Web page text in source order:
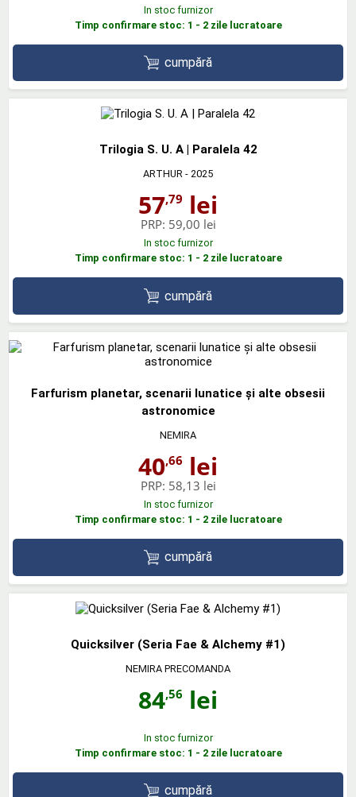
In stoc furnizor
Timp confirmare stoc: 1 - 2 zile lucratoare
cumpără
Trilogia S. U. A | Paralela 42
ARTHUR - 2025
57,79 lei
PRP: 59,00 lei
In stoc furnizor
Timp confirmare stoc: 1 - 2 zile lucratoare
cumpără
Farfurism planetar, scenarii lunatice și alte obsesii
astronomice
NEMIRA
40,66 lei
PRP: 58,13 lei
In stoc furnizor
Timp confirmare stoc: 1 - 2 zile lucratoare
cumpără
Quicksilver (Seria Fae & Alchemy #1)
NEMIRA PRECOMANDA
84,56 lei
In stoc furnizor
Timp confirmare stoc: 1 - 2 zile lucratoare
cumpără